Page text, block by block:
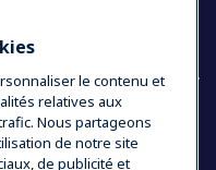
le contenu et
relatives aux
Nous partageons
de notre site
de publicité et